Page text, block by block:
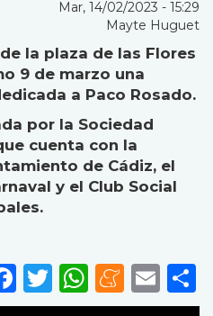
Mar, 14/02/2023 - 15:29
Mayte Huguet
la plaza de las Flores
9 de marzo una
a Paco Rosado.
por la Sociedad
cuenta con la
de Cádiz, el
y el Club Social
Facebook
Twitter